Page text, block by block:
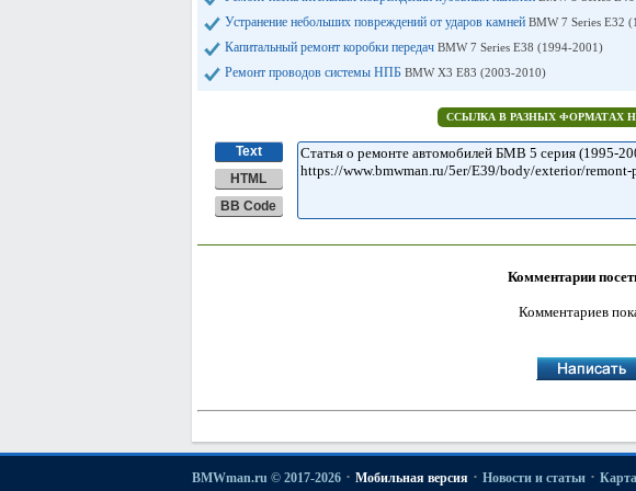
Устранение небольших повреждений от ударов камней BMW 7 Series E32
Капитальный ремонт коробки передач BMW 7 Series E38 (1994-2001)
Ремонт проводов системы НПБ BMW X3 E83 (2003-2010)
ССЫЛКА В РАЗНЫХ ФОРМАТАХ
Text
HTML
BB Code
Комментарии
Комментариев
BMWman.ru © 2017-2026· Мобильная версия · Новости и статьи·